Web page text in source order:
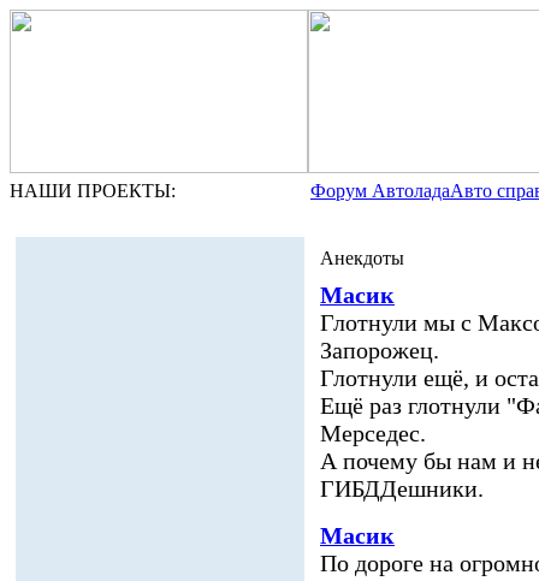
НАШИ ПРОЕКТЫ: Форум АвтоладаАвто
Анекдоты
Масик
Глотнули мы с
Запорожец.
Глотнули ещё, и
Ещё раз глотнули
Мерседес.
А почему бы нам и
ГИБДДешники.
Масик
По дороге на